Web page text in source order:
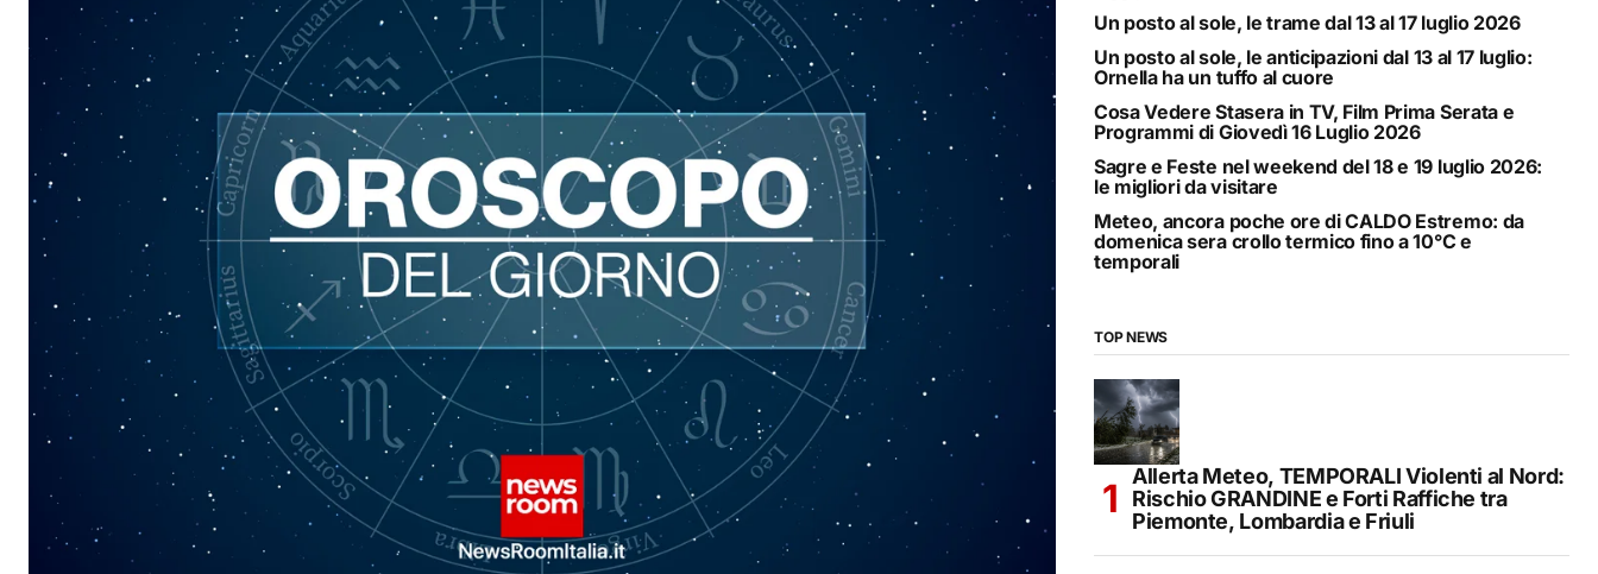
Un posto al sole, le trame dal 13 al 17 luglio 2026
Un posto al sole, le anticipazioni dal 13 al 17 luglio:
Ornella ha un tuffo al cuore
Cosa Vedere Stasera in TV, Film Prima Serata e
Programmi di Giovedì 16 Luglio 2026
Sagre e Feste nel weekend del 18 e 19 luglio 2026:
le migliori da visitare
Meteo, ancora poche ore di CALDO Estremo: da
domenica sera crollo termico fino a 10°C e
temporali
TOP NEWS
Allerta Meteo, TEMPORALI Violenti al Nord:
Rischio GRANDINE e Forti Raffiche tra
Piemonte, Lombardia e Friuli